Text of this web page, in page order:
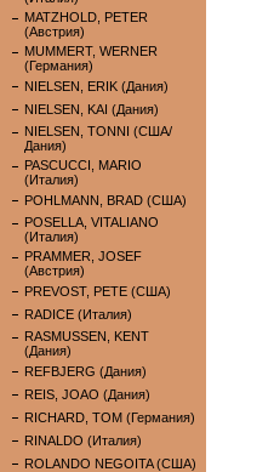
MATZHOLD, PETER
(Австрия)
MUMMERT, WERNER
(Германия)
NIELSEN, ERIK (Дания)
NIELSEN, KAI (Дания)
NIELSEN, TONNI (США/
Дания)
PASCUCCI, MARIO
(Италия)
POHLMANN, BRAD (США)
POSELLA, VITALIANO
(Италия)
PRAMMER, JOSEF
(Австрия)
PREVOST, PETE (США)
RADICE (Италия)
RASMUSSEN, KENT
(Дания)
REFBJERG (Дания)
REIS, JOAO (Дания)
RICHARD, TOM (Германия)
RINALDO (Италия)
ROLANDO NEGOITA (США)